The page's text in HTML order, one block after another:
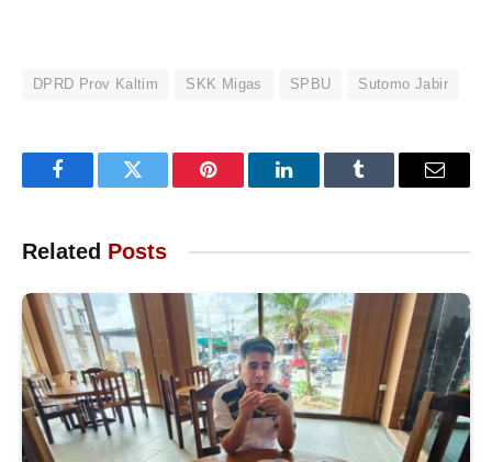
DPRD Prov Kaltim SKK Migas SPBU Sutomo Jabir
FacebookTwitter Pinterest LinkedInTumblr Email
Related Posts